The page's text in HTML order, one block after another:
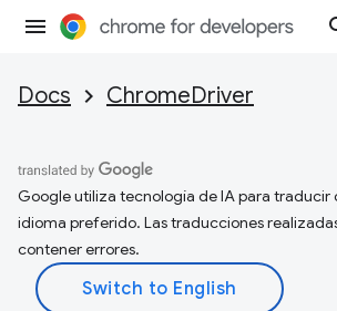
Docs ChromeDriver
Google utiliza tecnología de IA para traducir
idioma preferido. Las traducciones
contener errores.